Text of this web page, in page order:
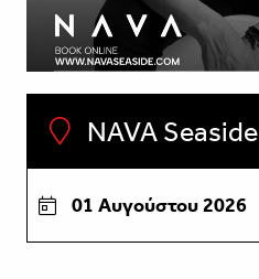
NAVA Seaside
01 Αυγούστου 2026